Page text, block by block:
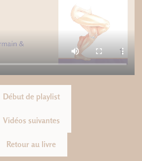
Début de playlist
Vidéos suivantes
Retour au livre